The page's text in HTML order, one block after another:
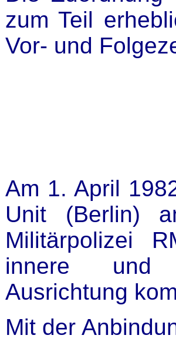
zum Teil
Vor- und
Am 1. April
Unit (Berlin)
Militärpolizei
innere und
Ausrichtung
Mit der